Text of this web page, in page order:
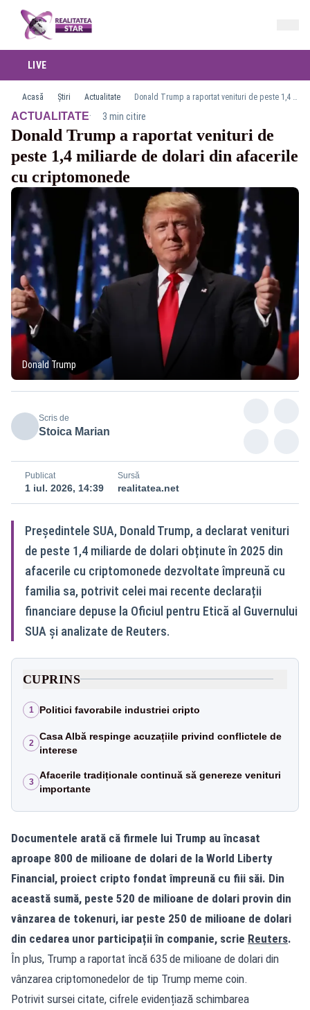
LIVE
Acasă Știri Actualitate Donald Trump a raportat venituri de peste 1,4 miliarde de dolari din afacerile cu criptomonede
ACTUALITATE· 3 min citire
Donald Trump a raportat venituri de
peste 1,4 miliarde de dolari din afacerile
cu criptomonede
Donald Trump
Scris de
Stoica Marian
Publicat
1 iul. 2026, 14:39
Sursă
realitatea.net
Președintele SUA, Donald Trump, a declarat venituri
de peste 1,4 miliarde de dolari obținute în 2025 din
afacerile cu criptomonede dezvoltate împreună cu
familia sa, potrivit celei mai recente declarații
financiare depuse la Oficiul pentru Etică al Guvernului
SUA și analizate de Reuters.
CUPRINS
1 Politici favorabile industriei cripto
2
Casa Albă respinge acuzațiile privind conflictele de
interese
3
Afacerile tradiționale continuă să genereze venituri
importante
Documentele arată că firmele lui Trump au încasat
aproape 800 de milioane de dolari de la World Liberty
Financial, proiect cripto fondat împreună cu fiii săi. Din
această sumă, peste 520 de milioane de dolari provin din
vânzarea de tokenuri, iar peste 250 de milioane de dolari
din cedarea unor participații în companie, scrie Reuters.
În plus, Trump a raportat încă 635 de milioane de dolari din
vânzarea criptomonedelor de tip Trump meme coin.
Potrivit sursei citate, cifrele evidențiază schimbarea